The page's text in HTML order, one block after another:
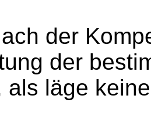
der
der
als läge